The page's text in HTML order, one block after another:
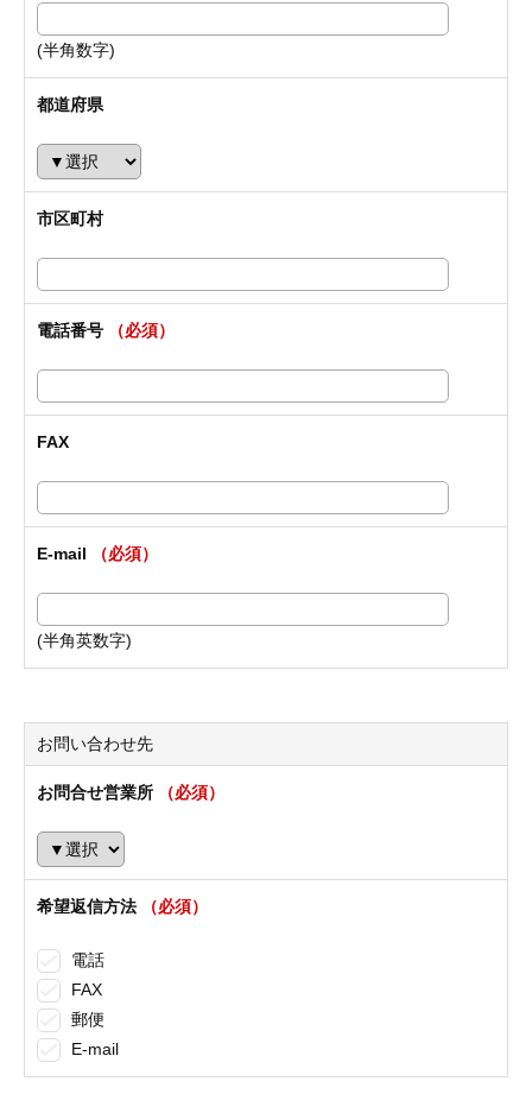
(半角数字)
都道府県
市区町村
電話番号 （必須）
FAX
E-mail （必須）
(半角英数字)
お問い合わせ先
お問合せ営業所 （必須）
希望返信方法 （必須）
電話
FAX
郵便
E-mail